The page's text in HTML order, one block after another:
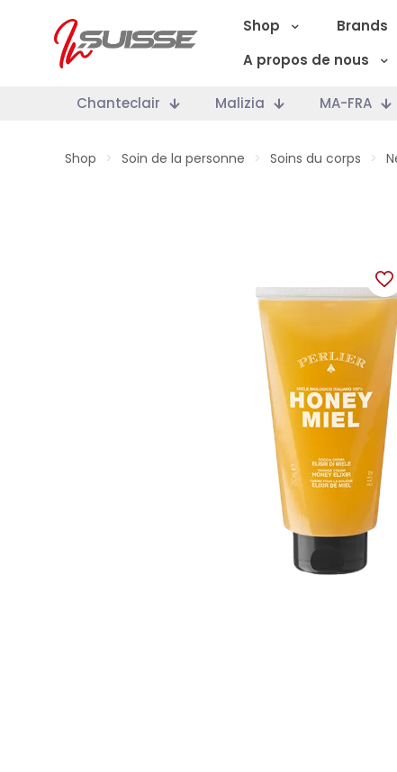
Shop Brands
A propos de nous
Chanteclair Malizia MA-FRA
Shop > Soin de la personne > Soins du corps >